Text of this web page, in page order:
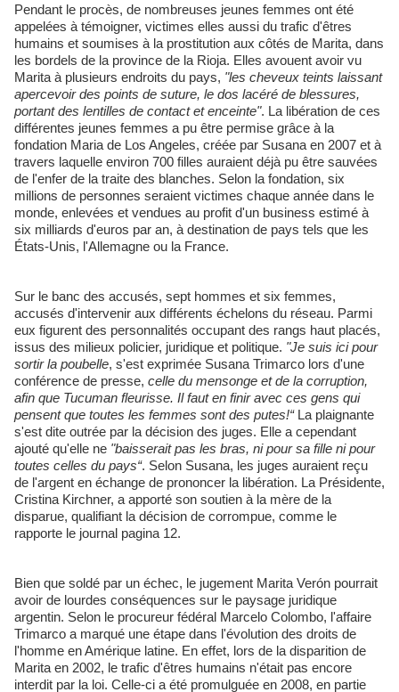
Pendant le procès, de nombreuses jeunes femmes ont été
appelées à témoigner, victimes elles aussi du trafic d'êtres
humains et soumises à la prostitution aux côtés de Marita, dans
les bordels de la province de la Rioja. Elles avouent avoir vu
Marita à plusieurs endroits du pays, "les cheveux teints laissant
apercevoir des points de suture, le dos lacéré de blessures,
portant des lentilles de contact et enceinte". La libération de ces
différentes jeunes femmes a pu être permise grâce à la
fondation Maria de Los Angeles, créée par Susana en 2007 et à
travers laquelle environ 700 filles auraient déjà pu être sauvées
de l'enfer de la traite des blanches. Selon la fondation, six
millions de personnes seraient victimes chaque année dans le
monde, enlevées et vendues au profit d'un business estimé à
six milliards d'euros par an, à destination de pays tels que les
États-Unis, l'Allemagne ou la France.
Sur le banc des accusés, sept hommes et six femmes,
accusés d'intervenir aux différents échelons du réseau. Parmi
eux figurent des personnalités occupant des rangs haut placés,
issus des milieux policier, juridique et politique. "Je suis ici pour
sortir la poubelle, s'est exprimée Susana Trimarco lors d'une
conférence de presse, celle du mensonge et de la corruption,
afin que Tucuman fleurisse. Il faut en finir avec ces gens qui
pensent que toutes les femmes sont des putes!“ La plaignante
s'est dite outrée par la décision des juges. Elle a cependant
ajouté qu'elle ne "baisserait pas les bras, ni pour sa fille ni pour
toutes celles du pays“. Selon Susana, les juges auraient reçu
de l'argent en échange de prononcer la libération. La Présidente,
Cristina Kirchner, a apporté son soutien à la mère de la
disparue, qualifiant la décision de corrompue, comme le
rapporte le journal pagina 12.
Bien que soldé par un échec, le jugement Marita Verón pourrait
avoir de lourdes conséquences sur le paysage juridique
argentin. Selon le procureur fédéral Marcelo Colombo, l'affaire
Trimarco a marqué une étape dans l'évolution des droits de
l'homme en Amérique latine. En effet, lors de la disparition de
Marita en 2002, le trafic d'êtres humains n'était pas encore
interdit par la loi. Celle-ci a été promulguée en 2008, en partie